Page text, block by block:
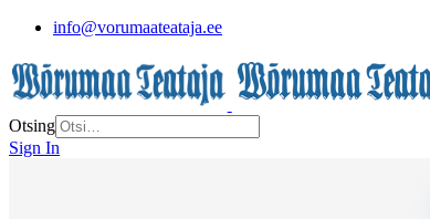
info@vorumaateataja.ee
Otsing
Sign In